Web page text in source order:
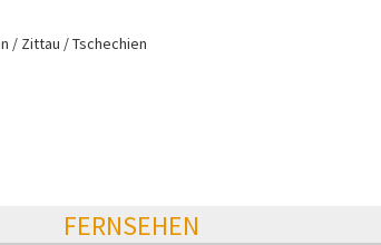
/ Zittau / Tschechien
FERNSEHEN